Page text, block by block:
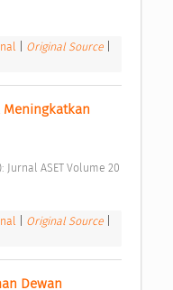
Original Source
Original Source
Dewan